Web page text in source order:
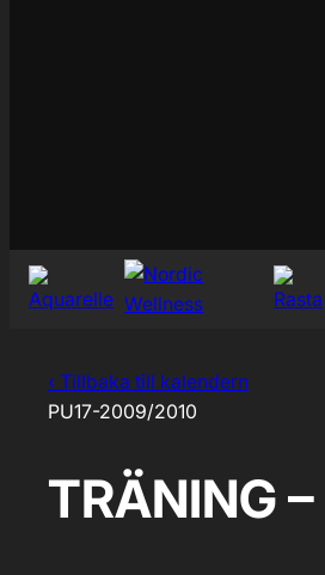
‹ Tillbaka till kalendern
PU17-2009/2010
TRÄNING